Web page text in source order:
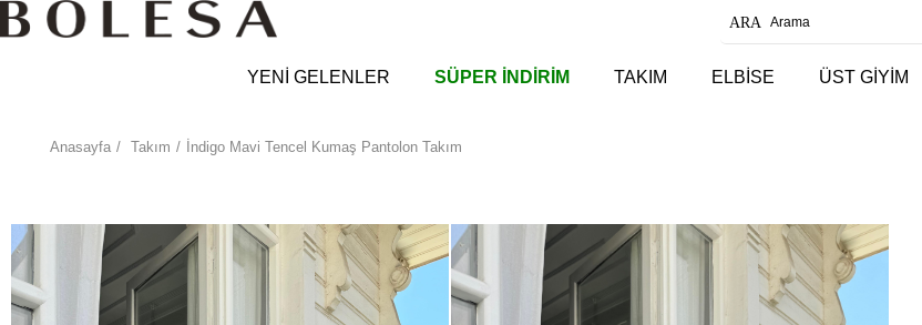
YENİ GELENLER SÜPER İNDİRİM TAKIM ELBİSE ÜST GİYİM
Anasayfa Takım İndigo Mavi Tencel Kumaş Pantolon Takım